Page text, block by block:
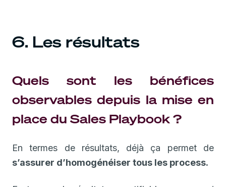
6. Les résultats
Quels sont les bénéfices
observables depuis la mise en
place du Sales Playbook ?
En termes de résultats, déjà ça permet de
s’assurer d’homogénéiser tous les process.